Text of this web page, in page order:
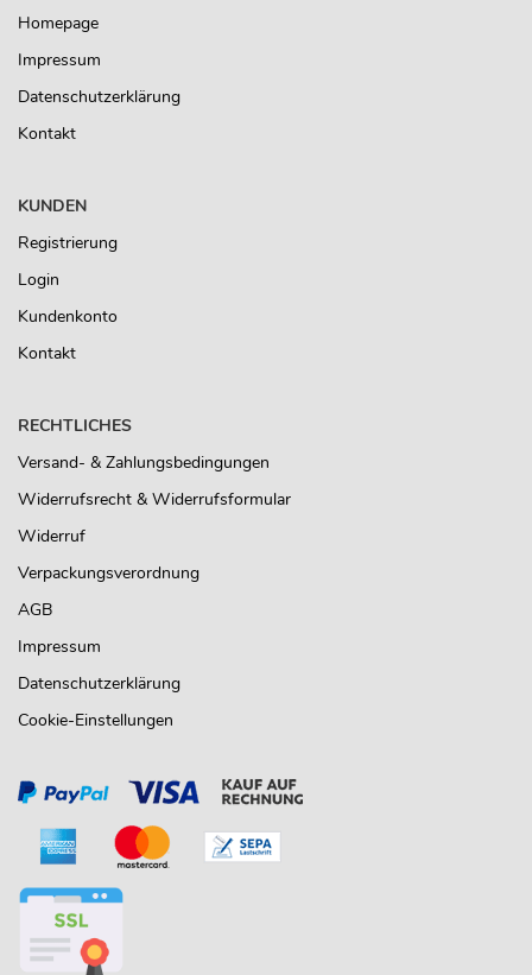
Homepage
Impressum
Datenschutzerklärung
Kontakt
KUNDEN
Registrierung
Login
Kundenkonto
Kontakt
RECHTLICHES
Versand- & Zahlungsbedingungen
Widerrufsrecht & Widerrufsformular
Widerruf
Verpackungsverordnung
AGB
Impressum
Datenschutzerklärung
Cookie-Einstellungen